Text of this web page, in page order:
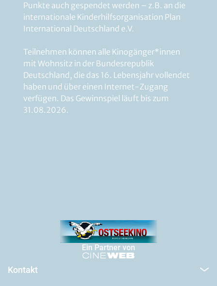
Punkte auch gespendet werden – z.B. an die
internationale Kinderhilfsorganisation Plan
International Deutschland e.V.
Teilnehmen können alle Kinogänger*innen
mit Wohnsitz in der Bundesrepublik
Deutschland, die das 16. Lebensjahr vollendet
haben und über einen Internet-Zugang
verfügen. Das Gewinnspiel läuft bis zum
31.08.2026.
Ein Partner von
Kontakt